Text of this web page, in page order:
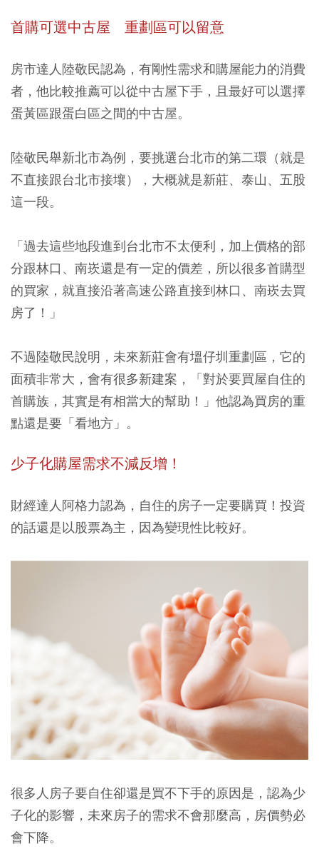
首購可選中古屋 重劃區可以留意
房市達人陸敬民認為，有剛性需求和購屋能力的消費
者，他比較推薦可以從中古屋下手，且最好可以選擇
蛋黃區跟蛋白區之間的中古屋。
陸敬民舉新北市為例，要挑選台北市的第二環（就是
不直接跟台北市接壤），大概就是新莊、泰山、五股
這一段。
「過去這些地段進到台北市不太便利，加上價格的部
分跟林口、南崁還是有一定的價差，所以很多首購型
的買家，就直接沿著高速公路直接到林口、南崁去買
房了！」
不過陸敬民說明，未來新莊會有塭仔圳重劃區，它的
面積非常大，會有很多新建案，「對於要買屋自住的
首購族，其實是有相當大的幫助！」他認為買房的重
點還是要「看地方」。
少子化購屋需求不減反增！
財經達人阿格力認為，自住的房子一定要購買！投資
的話還是以股票為主，因為變現性比較好。
很多人房子要自住卻還是買不下手的原因是，認為少
子化的影響，未來房子的需求不會那麼高，房價勢必
會下降。